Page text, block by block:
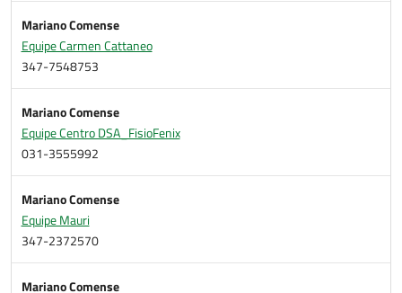
Mariano Comense
Equipe Carmen Cattaneo
347-7548753
Mariano Comense
Equipe Centro DSA_FisioFenix
031-3555992
Mariano Comense
Equipe Mauri
347-2372570
Mariano Comense